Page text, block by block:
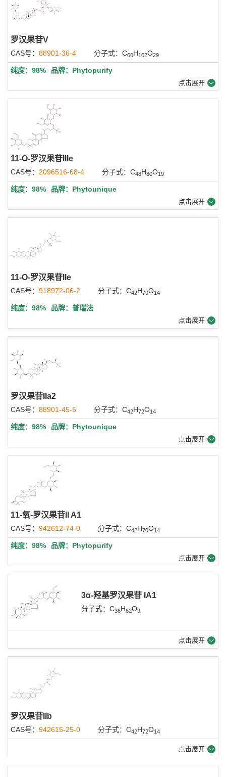
罗汉果苷V
CAS号： 88901-36-4 分子式：C60H102O29
纯度：98% 品牌：Phytopurify
点击展开
11-O-罗汉果苷IIIe
CAS号： 2096516-68-4 分子式：C48H80O19
纯度：98% 品牌：Phytounique
点击展开
11-O-罗汉果苷IIe
CAS号： 918972-06-2 分子式：C42H70O14
纯度：98% 品牌：普瑞法
点击展开
罗汉果苷IIa2
CAS号： 88901-45-5 分子式：C42H72O14
纯度：98% 品牌：Phytounique
点击展开
11-氧-罗汉果苷II A1
CAS号： 942612-74-0 分子式：C42H70O14
纯度：98% 品牌：Phytopurify
点击展开
3α-羟基罗汉果苷 IA1
分子式：C36H62O9
点击展开
罗汉果苷IIb
CAS号： 942615-25-0 分子式：C42H72O14
点击展开